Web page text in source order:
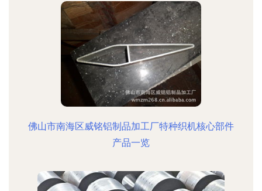
佛山市南海区威铭铝制品加工厂特种织机核心部件
产品一览